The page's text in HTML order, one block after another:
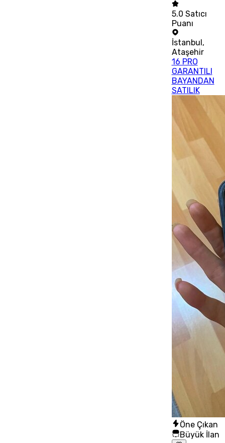
5.0 Satıcı
Puanı
İstanbul,
Ataşehir
16 PRO
GARANTILI
BAYANDAN
SATILIK
Öne Çıkan
Büyük İlan